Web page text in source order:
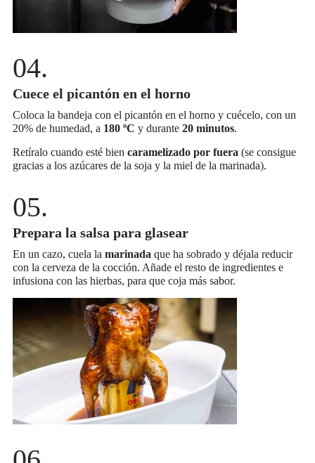
Cuece el picantón en el horno
Coloca la bandeja con el picantón en el horno y cuécelo, con un
20% de humedad, a 180 ºC y durante 20 minutos.
Retíralo cuando esté bien caramelizado por fuera (se consigue
gracias a los azúcares de la soja y la miel de la marinada).
Prepara la salsa para glasear
En un cazo, cuela la marinada que ha sobrado y déjala reducir
con la cerveza de la cocción. Añade el resto de ingredientes e
infusiona con las hierbas, para que coja más sabor.